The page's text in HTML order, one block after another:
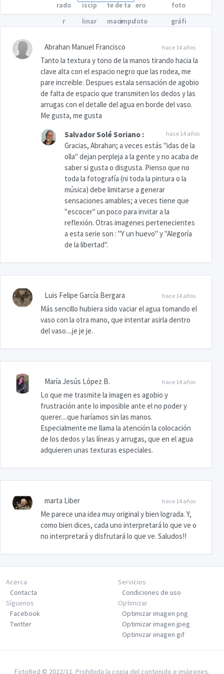
hace 14 años
Abrahan Manuel Francisco
Tanto la textura y tono de la manos tirando hacia la
clave alta con el espacio negro que las rodea, me
pare increible. Despues estala sensación de agobio
de falta de espacio que transmiten los dedos y las
arrugas con el detalle del agua en borde del vaso.
Me gusta, me gusta
Salvador Solé Soriano : hace 14 años
Gracias, Abrahan; a veces estás "idas de la
olla" dejan perpleja a la gente y no acaba de
saber si gusta o disgusta. Pienso que no
toda la fotografía (ni toda la pintura o la
música) debe limitarse a generar
sensaciones amables; a veces tiene que
"escocer" un poco para invitar a la
reflexión. Otras imagenes pertenecientes
a esta serie son : "Y un huevo" y "Alegoría
de la libertad".
hace 14 años
Luis Felipe García Bergara
Más sencillo hubiera sido vaciar el agua tomando el
vaso con la otra mano, que intentar asirla dentro
del vaso....je je je.
hace 14 años
María Jesús López B.
Lo que me trasmite la imagen es agobio y
frustración ante lo imposible ante el no poder y
querer....que haríamos sin las manos.
Especialmente me llama la atención la colocación
de los dedos y las líneas y arrugas, que en el agua
adquieren unas texturas especiales.
hace 14 años
marta Liber
Me parece una idea muy original y bien lograda. Y,
como bien dices, cada uno interpretará lo que ve o
no interpretará y disfrutará lo que ve. Saludos!!
Acerca
Contacta
Servicios
Condiciones de uso
Síguenos
Facebook
Twitter
Optimizar
Optimizar imagen png
Optimizar imagen jpeg
Optimizar imagen gif
FotoRed © 2022/11. Prohibida la copia del contenido e imágenes.